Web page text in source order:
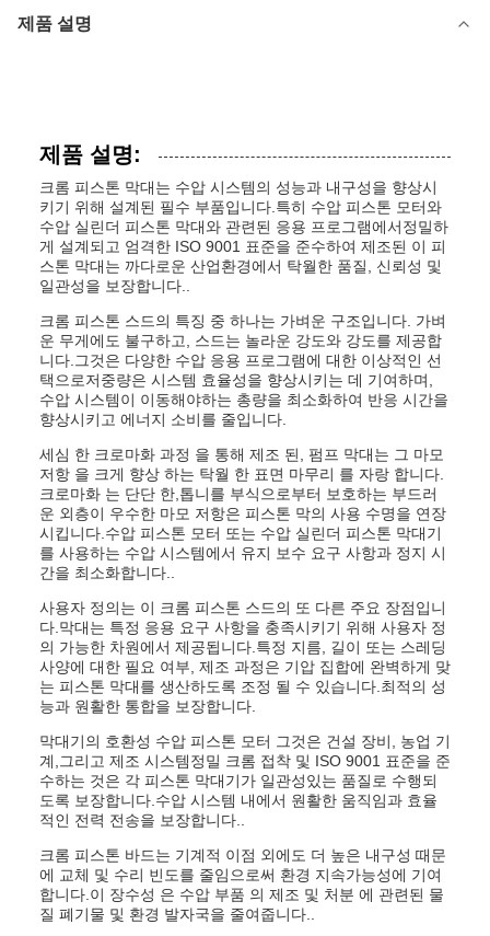
제품 설명
제품 설명:
크롬 피스톤 막대는 수압 시스템의 성능과 내구성을 향상시
키기 위해 설계된 필수 부품입니다.특히 수압 피스톤 모터와
수압 실린더 피스톤 막대와 관련된 응용 프로그램에서정밀하
게 설계되고 엄격한 ISO 9001 표준을 준수하여 제조된 이 피
스톤 막대는 까다로운 산업환경에서 탁월한 품질, 신뢰성 및
일관성을 보장합니다..
크롬 피스톤 스드의 특징 중 하나는 가벼운 구조입니다. 가벼
운 무게에도 불구하고, 스드는 놀라운 강도와 강도를 제공합
니다.그것은 다양한 수압 응용 프로그램에 대한 이상적인 선
택으로저중량은 시스템 효율성을 향상시키는 데 기여하며,
수압 시스템이 이동해야하는 총량을 최소화하여 반응 시간을
향상시키고 에너지 소비를 줄입니다.
세심 한 크로마화 과정 을 통해 제조 된, 펌프 막대는 그 마모
저항 을 크게 향상 하는 탁월 한 표면 마무리 를 자랑 합니다.
크로마화 는 단단 한,톱니를 부식으로부터 보호하는 부드러
운 외층이 우수한 마모 저항은 피스톤 막의 사용 수명을 연장
시킵니다.수압 피스톤 모터 또는 수압 실린더 피스톤 막대기
를 사용하는 수압 시스템에서 유지 보수 요구 사항과 정지 시
간을 최소화합니다..
사용자 정의는 이 크롬 피스톤 스드의 또 다른 주요 장점입니
다.막대는 특정 응용 요구 사항을 충족시키기 위해 사용자 정
의 가능한 차원에서 제공됩니다.특정 지름, 길이 또는 스레딩
사양에 대한 필요 여부, 제조 과정은 기압 집합에 완벽하게 맞
는 피스톤 막대를 생산하도록 조정 될 수 있습니다.최적의 성
능과 원활한 통합을 보장합니다.
막대기의 호환성 수압 피스톤 모터 그것은 건설 장비, 농업 기
계,그리고 제조 시스템정밀 크롬 접착 및 ISO 9001 표준을 준
수하는 것은 각 피스톤 막대기가 일관성있는 품질로 수행되
도록 보장합니다.수압 시스템 내에서 원활한 움직임과 효율
적인 전력 전송을 보장합니다..
크롬 피스톤 바드는 기계적 이점 외에도 더 높은 내구성 때문
에 교체 및 수리 빈도를 줄임으로써 환경 지속가능성에 기여
합니다.이 장수성 은 수압 부품 의 제조 및 처분 에 관련된 물
질 폐기물 및 환경 발자국을 줄여줍니다..